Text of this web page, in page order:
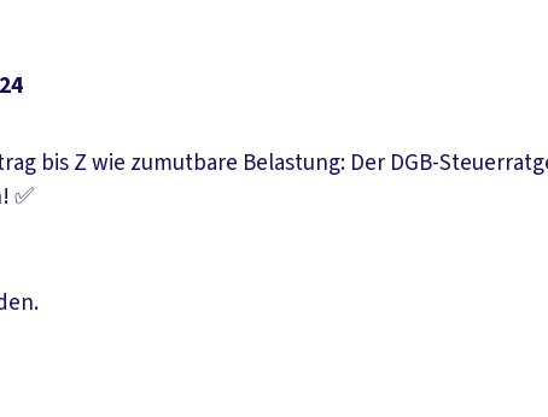
bis Z wie zumutbare Belastung: Der DGB-
✅